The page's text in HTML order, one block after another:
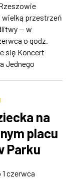
wielką przestrzeń
— w
o godz.
się Koncert
Jednego
na
placu
Parku
1 czerwca